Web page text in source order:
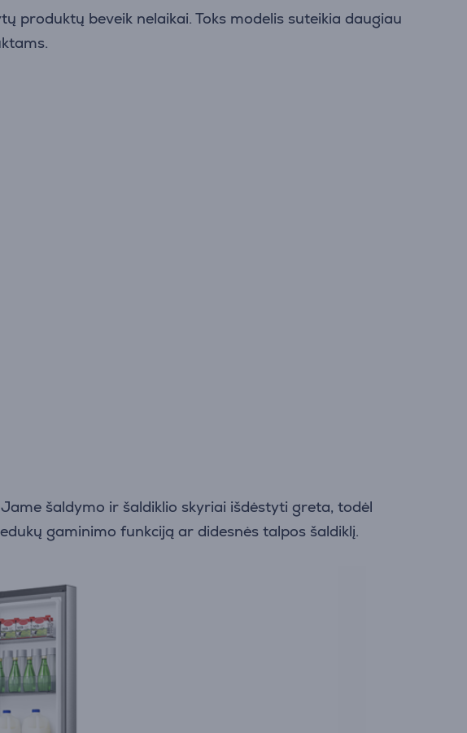
produktų beveik nelaikai. Toks modelis suteikia daugiau
šaldymo ir šaldiklio skyriai išdėstyti greta, todėl
gaminimo funkciją ar didesnės talpos šaldiklį.